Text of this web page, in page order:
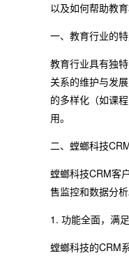
以及如何帮助教
一、教育行业的
教育行业具有独
关系的维护与发
的多样化（如课
用。
二、螳螂科技
螳螂科技CRM客
售监控和数据分
1. 功能全面，满
螳螂科技的CRM